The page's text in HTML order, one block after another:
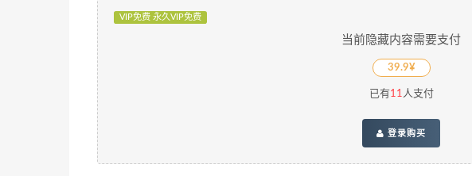
VIP免费 永久VIP免费
当前隐藏内容需要支付
39.9¥
已有11人支付
登录购买